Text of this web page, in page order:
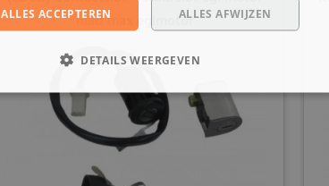
mad max eglmotor
ALLES ACCEPTEREN ALLES AFWIJZEN
DETAILS WEERGEVEN